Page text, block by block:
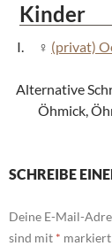
Kinder
(privat)
Alternative
Öhmick,
SCHREIBE
Deine E-Mail-
sind mit * markiert